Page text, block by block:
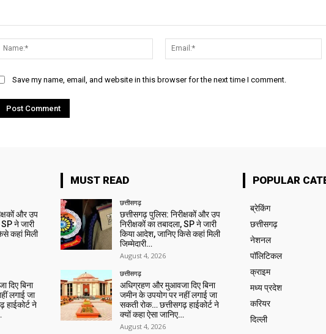
Name:*
Save my name, email, and website in this browser for the next time I comment.
और उप
SP ने जारी
कहां मिली
बिना
लगाई जा
हाईकोर्ट ने
MUST READ
छत्तीसगढ़
छत्तीसगढ़ पुलिस: निरीक्षकों और उप
निरीक्षकों का तबादला, SP ने जारी
किया आदेश, जानिए किसे कहां मिली
जिम्मेदारी…
August 4, 2026
छत्तीसगढ़
अधिग्रहण और मुआवजा दिए बिना
जमीन के उपयोग पर नहीं लगाई जा
सकती रोक… छत्तीसगढ़ हाईकोर्ट ने
क्यों कहा ऐसा जानिए…
August 4, 2026
POPULAR
ब्रेकिंग
छत्तीसगढ़
नेशनल
पॉलिटिकल
क्राइम
मध्य प्रदेश
करियर
दिल्ली